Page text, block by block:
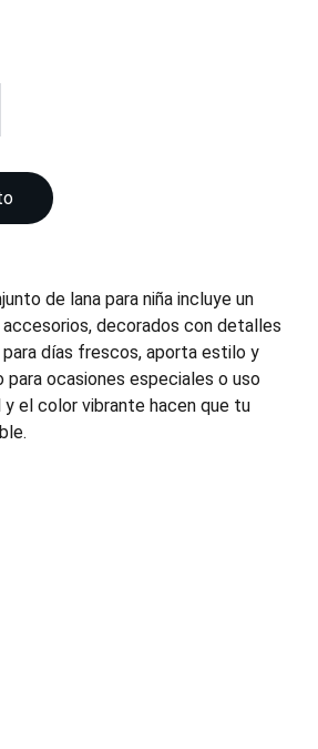
de lana para niña incluye un
decorados con detalles
días frescos, aporta estilo y
ocasiones especiales o uso
y el color vibrante hacen que tu